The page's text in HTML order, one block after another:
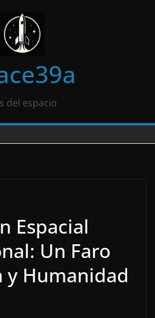
del espacio
Espacial
Un Faro
y Humanidad